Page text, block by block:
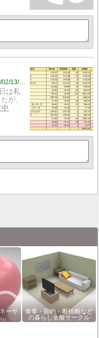
https://fukkiefukki.hatenablog.com/entry/2021/02/13/185717
は私
が、
ーサ
食事・節約・断捨離など
の暮らし全般サークル